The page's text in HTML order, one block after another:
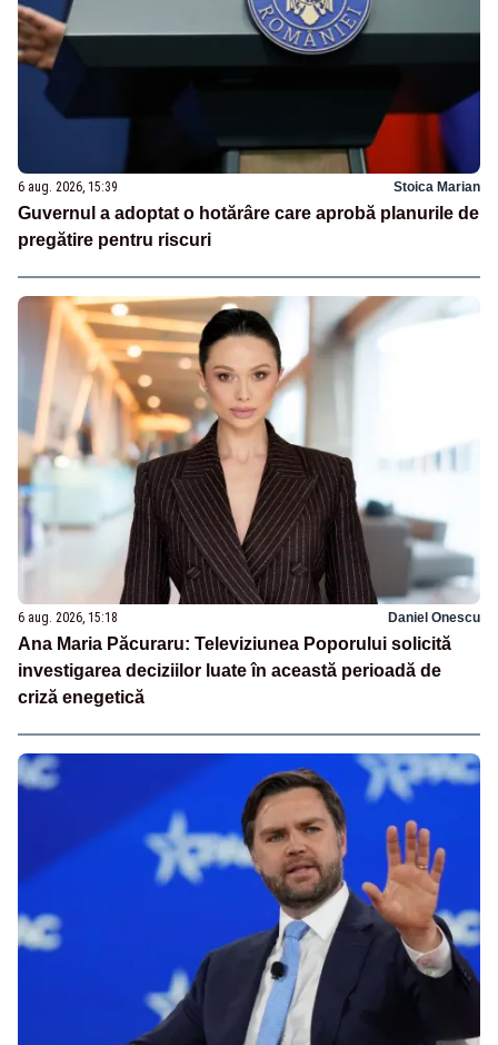
6 aug. 2026, 15:39 Stoica Marian
Guvernul a adoptat o hotărâre care aprobă planurile de
pregătire pentru riscuri
6 aug. 2026, 15:18 Daniel Onescu
Ana Maria Păcuraru: Televiziunea Poporului solicită
investigarea deciziilor luate în această perioadă de
criză enegetică